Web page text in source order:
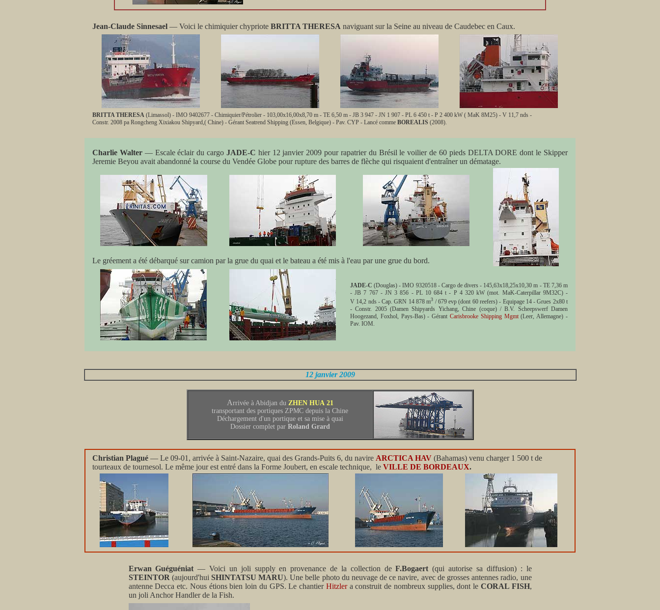
Jean-Claude Sinnesael — Voici le chimiquier chypriote BRITTA THERESA naviguant sur la Seine au niveau de Caudebec en Caux.
BRITTA THERESA (Limassol) - IMO 9402677 - Chimiquier/Pétrolier - 103,00x16,00x8,70 m - TE 6,50 m - JB 3 947 - JN 1 907 - PL 6 450 t - P 2 400 kW ( MaK 8M25) - V 11,7 nds -
Constr. 2008 pa Rongcheng Xixiakou Shipyard,( Chine) - Gérant Seatrend Shipping (Essen, Belgique) - Pav. CYP - Lancé comme BOREALIS (2008).
Charlie Walter — Escale éclair du cargo JADE-C hier 12 janvier 2009 pour rapatrier du Brésil le voilier de 60 pieds DELTA DORE dont le Skipper
Jeremie Beyou avait abandonné la course du Vendée Globe pour rupture des barres de flèche qui risquaient d'entraîner un dématage.
Le gréement a été débarqué sur camion par la grue du quai et le bateau a été mis à l'eau par une grue du bord.
JADE-C (Douglas) - IMO 9320518 - Cargo de divers - 145,63x18,25x10,30 m - TE 7,36 m
- JB 7 767 - JN 3 856 - PL 10 684 t - P 4 320 kW (mot. MaK-Caterpillar 9M32C) -
V 14,2 nds - Cap. GRN 14 878 m3 / 679 evp (dont 60 reefers) - Equipage 14 - Grues 2x80 t
- Constr. 2005 (Damen Shipyards Yichang, Chine (coque) / B.V. Scheepswerf Damen
Hoogezand, Foxhol, Pays-Bas) - Gérant Carisbrooke Shipping Mgmt(Leer, Allemagne) -
Pav. IOM.
12 janvier 2009
Arrivée à Abidjan du ZHEN HUA 21
transportant des portiques ZPMC depuis la Chine
Déchargement d'un portique et sa mise à quai
Dossier complet par Roland Grard
Christian Plagué — Le 09-01, arrivée à Saint-Nazaire, quai des Grands-Puits 6, du navire ARCTICA HAV (Bahamas) venu charger 1 500 t de
tourteaux de tournesol. Le même jour est entré dans la Forme Joubert, en escale technique, le VILLE DE BORDEAUX.
Erwan Guéguéniat — Voici un joli supply en provenance de la collection deF.Bogaert (qui autorise sa diffusion) : le
STEINTOR (aujourd'hui SHINTATSU MARU). Une belle photo du neuvage de ce navire, avec de grosses antennes radio, une
antenne Decca etc. Nous étions bien loin du GPS. Le chantier Hitzlera construit de nombreux supplies, dont le CORAL FISH,
un joli Anchor Handler de la Fish.